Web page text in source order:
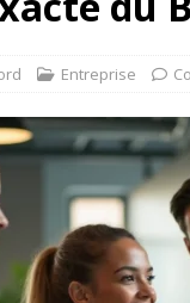
Entreprise